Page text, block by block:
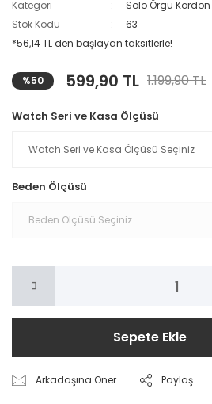
Kategori Solo Örgü Kordon
Stok Kodu
63
*56,14 TL den başlayan taksitlerle!
%50 599,90 TL 1.199,90 TL
Watch Seri ve Kasa Ölçüsü
Beden Ölçüsü
Sepete Ekle
Arkadaşına Öner Paylaş